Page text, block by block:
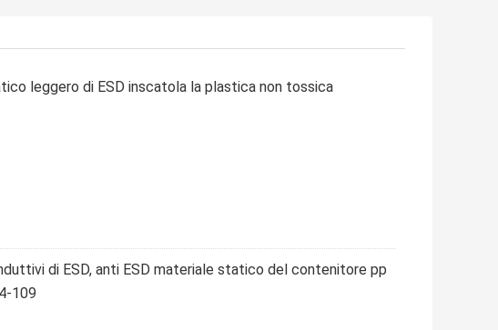
leggero di ESD inscatola la plastica non tossica
di ESD, anti ESD materiale statico del contenitore pp
109